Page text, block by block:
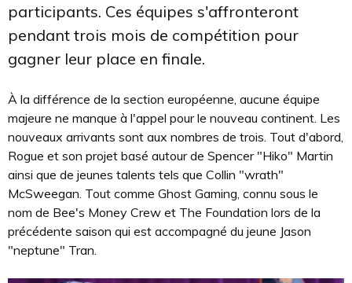
participants. Ces équipes s'affronteront
pendant trois mois de compétition pour
gagner leur place en finale.
À la différence de la section européenne, aucune équipe
majeure ne manque à l'appel pour le nouveau continent. Les
nouveaux arrivants sont aux nombres de trois. Tout d'abord,
Rogue et son projet basé autour de Spencer "Hiko" Martin
ainsi que de jeunes talents tels que Collin "wrath"
McSweegan. Tout comme Ghost Gaming, connu sous le
nom de Bee's Money Crew et The Foundation lors de la
précédente saison qui est accompagné du jeune Jason
"neptune" Tran.